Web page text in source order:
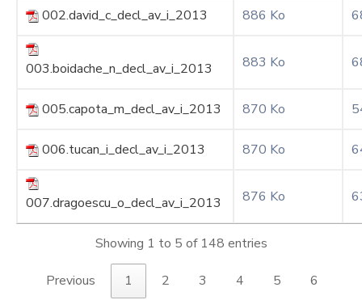
002.david_c_decl_av_i_2013 886 Ko
003.boidache_n_decl_av_i_2013 883 Ko
005.capota_m_decl_av_i_2013 870 Ko
006.tucan_i_decl_av_i_2013 870 Ko
007.dragoescu_o_decl_av_i_2013 876 Ko
Showing 1 to 5 of 148 entries
Previous 1 2 3 4 5
6